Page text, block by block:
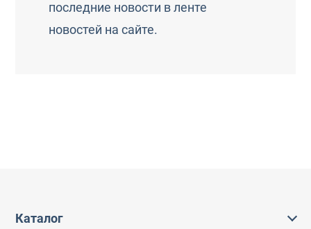
последние новости в ленте
новостей на сайте.
Каталог